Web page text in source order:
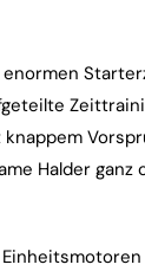
knappem
Halder ganz